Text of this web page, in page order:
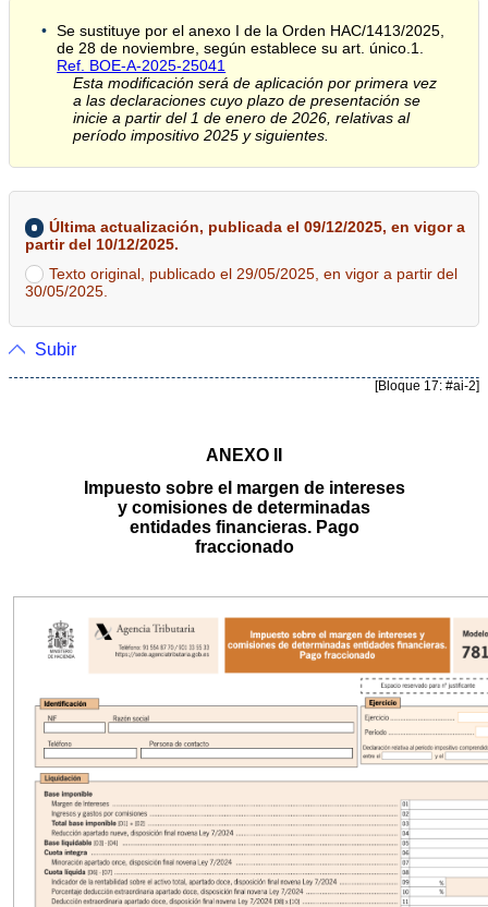
Se sustituye por el anexo I de la Orden HAC/1413/2025,
de 28 de noviembre, según establece su art. único.1.
Ref. BOE-A-2025-25041
Esta modificación será de aplicación por primera vez
a las declaraciones cuyo plazo de presentación se
inicie a partir del 1 de enero de 2026, relativas al
período impositivo 2025 y siguientes.
Última actualización, publicada el 09/12/2025, en vigor a
partir del 10/12/2025.
Texto original, publicado el 29/05/2025, en vigor a partir del
30/05/2025.
Subir
[Bloque 17: #ai-2]
ANEXO II
Impuesto sobre el margen de intereses
y comisiones de determinadas
entidades financieras. Pago
fraccionado